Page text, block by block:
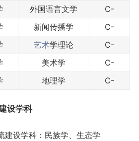
外国语言文学
C-
新闻传播学
C-
艺术学理论
C-
美术学
C-
地理学 C-
设学科
建设学科：民族学、生态学